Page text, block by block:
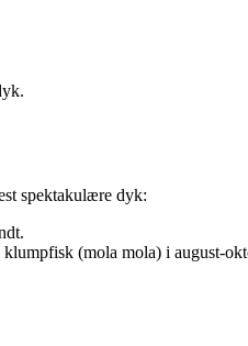
spektakulære dyk:
(mola mola) i august-